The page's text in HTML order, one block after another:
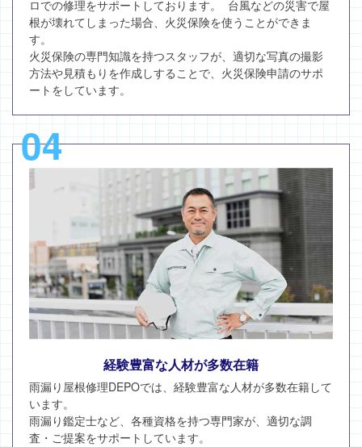
ロでの修理をサポートしております。 台風などの災害で屋
根が壊れてしまった場合、火災保険を使うことができま
す。
火災保険の専門知識を持つスタッフが、適切な写真の撮影
方法や見積もりを作成しすることで、火災保険申請のサポ
ートをしています。
04
経験豊富な人材が多数在籍
雨漏り屋根修理DEPOでは、経験豊富な人材が多数在籍して
います。
雨漏り鑑定士など、各種資格を持つ専門家が、適切な調
査・ご提案をサポートしています。